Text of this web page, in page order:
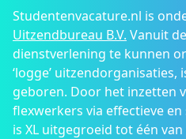
Studentenvacature.nl is
Uitzendbureau B.V. Vanuit
dienstverlening te kunnen
‘logge’ uitzendorganisaties,
geboren. Door het inzetten
flexwerkers via effectieve
is XL uitgegroeid tot één